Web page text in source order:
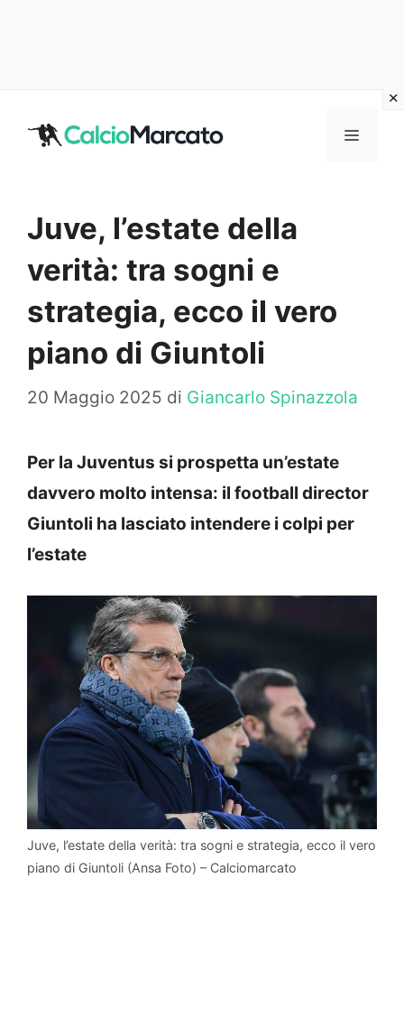
MENU
Juve, l’estate della
verità: tra sogni e
strategia, ecco il vero
piano di Giuntoli
20 Maggio 2025 di Giancarlo Spinazzola
Per la Juventus si prospetta un’estate
davvero molto intensa: il football director
Giuntoli ha lasciato intendere i colpi per
l’estate
Juve, l’estate della verità: tra sogni e strategia, ecco il vero
piano di Giuntoli (Ansa Foto) – Calciomarcato